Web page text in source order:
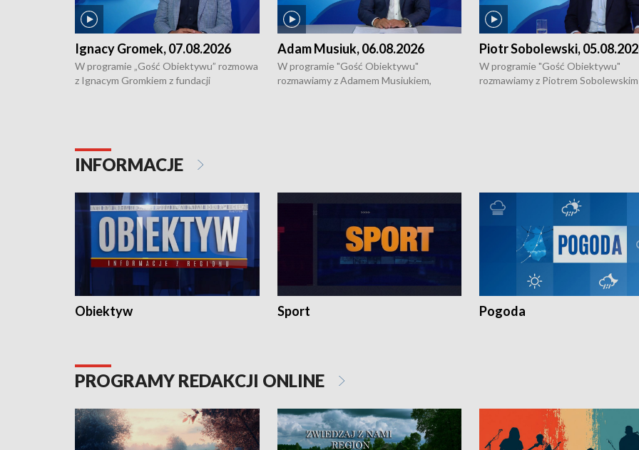
Ignacy Gromek, 07.08.2026
W programie „Gość Obiektywu” rozmowa
z Ignacym Gromkiem z fundacji
Adam Musiuk, 06.08.2026
W programie "Gość Obiektywu"
rozmawiamy z Adamem Musiukiem,
Piotr Sobolewski,
W programie "Gość Obiektywu"
rozmawiamy z Piotrem
INFORMACJE
Obiektyw Sport Pogoda
PROGRAMY REDAKCJI ONLINE